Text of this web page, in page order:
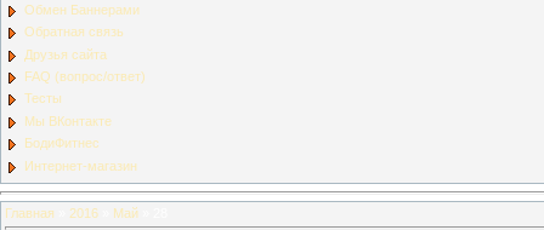
Обмен Баннерами
Обратная связь
Друзья сайта
FAQ (вопрос/ответ)
Тесты
Мы ВКонтакте
БодиФитнес
Интернет-магазин
Главная 2016 Май